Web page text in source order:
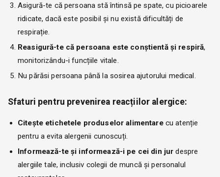
Asigură-te că persoana stă întinsă pe spate, cu picioarele
ridicate, dacă este posibil și nu există dificultăți de
respirație.
Reasigură-te că persoana este conștientă și respiră,
monitorizându-i funcțiile vitale.
Nu părăsi persoana până la sosirea ajutorului medical.
Sfaturi pentru prevenirea reacțiilor alergice:
Citește etichetele produselor alimentarecu atenție
pentru a evita alergenii cunoscuți.
Informează-te și informează-i pe cei din jur despre
alergiile tale, inclusiv colegii de muncă și personalul